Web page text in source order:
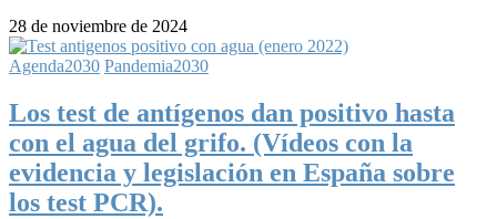
28 de noviembre de 2024
Agenda2030 Pandemia2030
Los test de antígenos dan positivo hasta
con el agua del grifo. (Vídeos con la
evidencia y legislación en España sobre
los test PCR).